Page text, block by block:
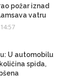
požar iznad
vatru
U automobilu
spida,